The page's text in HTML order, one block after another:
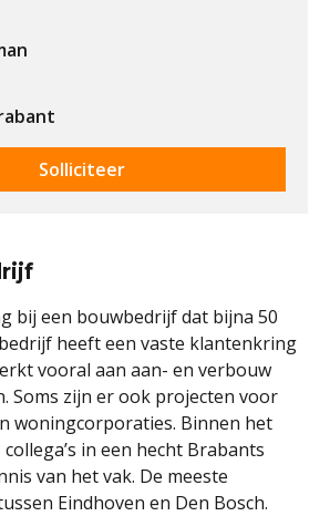
Solliciteer
bij een bouwbedrijf dat bijna 50
heeft een vaste klantenkring
vooral aan aan- en verbouw
Soms zijn er ook projecten voor
woningcorporaties. Binnen het
in een hecht Brabants
van het vak. De meeste
Eindhoven en Den Bosch.